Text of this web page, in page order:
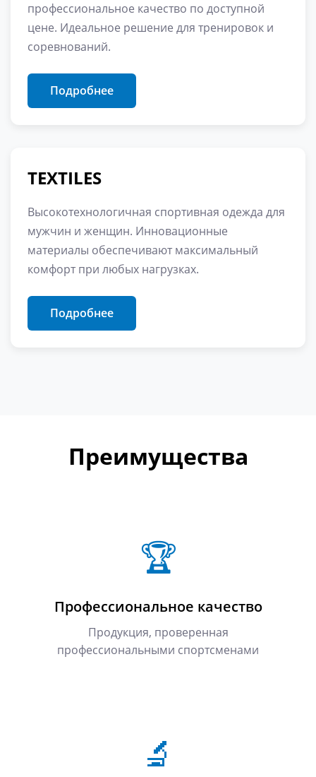
профессиональное качество по доступной
цене. Идеальное решение для тренировок и
соревнований.
Подробнее
TEXTILES
Высокотехнологичная спортивная одежда для
мужчин и женщин. Инновационные
материалы обеспечивают максимальный
комфорт при любых нагрузках.
Подробнее
Преимущества
🏆
Профессиональное качество
Продукция, проверенная
профессиональными спортсменами
🔬